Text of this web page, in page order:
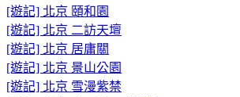
[遊記] 北京 頤和園
[遊記] 北京 二訪天壇
[遊記] 北京 居庸關
[遊記] 北京 景山公園
[遊記] 北京 雪漫紫禁